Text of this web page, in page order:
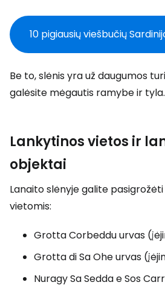
10 pigiausių viešbučių
Be to, slėnis yra už daugumos
galėsite mėgautis ramybe ir tyla.
Lankytinos vietos ir
objektai
Lanaito slėnyje galite
vietomis:
Grotta Corbeddu urvas
Grotta di Sa Ohe urvas
Nuragy Sa Sedda e Sos